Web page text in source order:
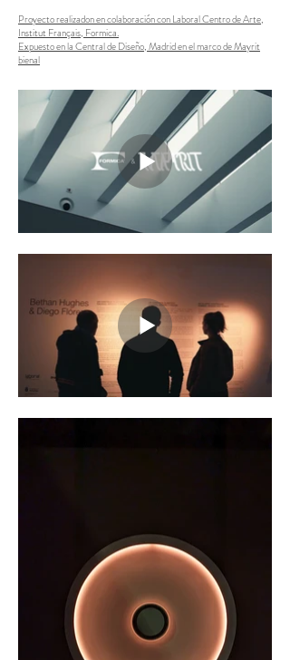
Proyecto realizadon en colaboración con Laboral Centro de Arte,
Institut Français, Formica.
Expuesto en la Central de Diseño, Madrid en el marco de Mayrit
bienal